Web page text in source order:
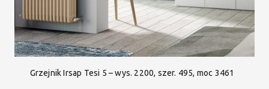
Grzejnik Irsap Tesi 5 – wys. 2200, szer. 495, moc 3461